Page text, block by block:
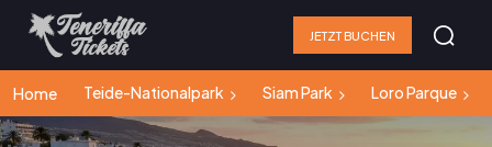
JETZT BUCHEN
Home Teide-Nationalpark Siam Park Loro Parque